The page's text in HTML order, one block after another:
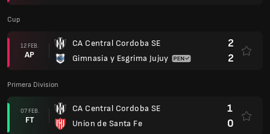
Cup
12 FEB.
AP
CA Central Cordoba SE
Gimnasia y Esgrima Jujuy
2
2
Primera Division
07 FEB.
FT
CA Central Cordoba SE
Union de Santa Fe
1
0